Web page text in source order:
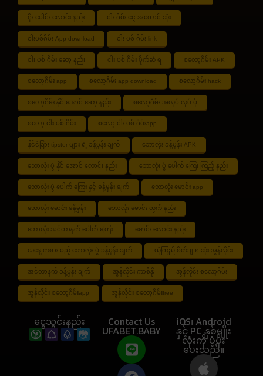
ဂိုး ပေါင်း လောင်း နည်း ငါး ဂိမ်း ငွေ အကောင် ဆုံး
ငါးပစ်ဂိမ်း App download ငါး ပစ် ဂိမ်း link
ငါး ပစ် ဂိမ်း ဆော့ နည်း ငါး ပစ် ဂိမ်း ပိုက်ဆံ ရ စလော့ဂိမ်း APK
စလော့ဂိမ်း app စလော့ဂိမ်း app download စလော့ဂိမ်း hack
စလော့ဂိမ်း နိုင် အောင် ဆော့ နည်း စလော့ဂိမ်း အလုပ် လုပ် ပုံ
စလော့ ငါး ပစ် ဂိမ်း စလော့ ငါး ပစ် ဂိမ်းapp
နိုင်ငံခြား tipster များ ရဲ့ ခန့်မှန်း ချက် ဘောလုံး ခန့်မှန်း APK
ဘောလုံး ပွဲ နိုင် အောင် လောင်း နည်း ဘောလုံး ပွဲ ပေါက် ကြေး ကြည့် နည်း
ဘောလုံး ပွဲ ပေါက် ကြေး နှင့် ခန့်မှန်း ချက် ဘောလုံး မောင်း app
ဘောလုံး မောင်း ခန့်မှန်း ဘောလုံး မောင်း တွက် နည်း
ဘောလုံး အင်တာနက် ပေါက် ကြေး မောင်း လောင်း နည်း
ယနေ့ ကစား မည့် ဘောလုံး ပွဲ ခန့်မှန်း ချက် ယုံကြည် စိတ်ချ ရ ဆုံး အွန်လိုင်း
အင်တာနက် ခန့်မှန်း ချက် အွန်လိုင်း ကာစီနို အွန်လိုင်း စလော့ဂိမ်း
အွန်လိုင်း စလော့ဂိမ်းapp အွန်လိုင်း စလော့ဂိမ်းfree
ငွေသွင်းနည်း Contact Us
UFABET.BABY
iOS၊ Android
နှင့် PC နှစ်မျိုး
လုံးကို ပံ့ပိုး
ပေးသည်။